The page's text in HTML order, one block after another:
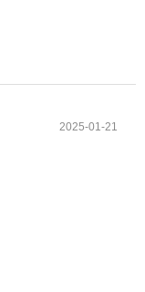
2025-01-21